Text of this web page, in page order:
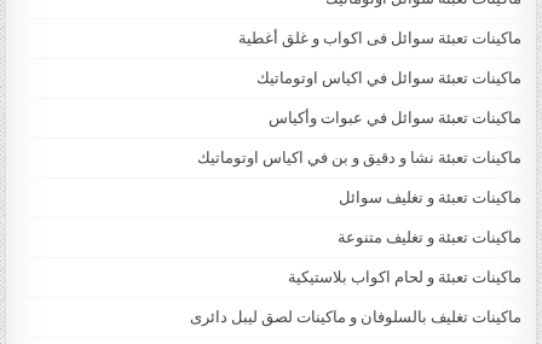
ماكينات تعبئة سوائل فى اكواب و غلق أغطية
ماكينات تعبئة سوائل في اكياس اوتوماتيك
ماكينات تعبئة سوائل في عبوات وأكياس
ماكينات تعبئة نشا و دقيق و بن في اكياس اوتوماتيك
ماكينات تعبئة و تغليف سوائل
ماكينات تعبئة و تغليف متنوعة
ماكينات تعبئة و لحام اكواب بلاستيكية
ماكينات تغليف بالسلوفان و ماكينات لصق ليبل دائرى